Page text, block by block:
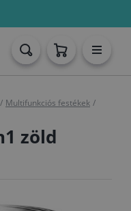
/ Multifunkciós festékek /
zöld